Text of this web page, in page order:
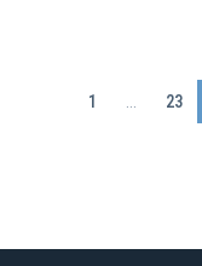
1 ... 23